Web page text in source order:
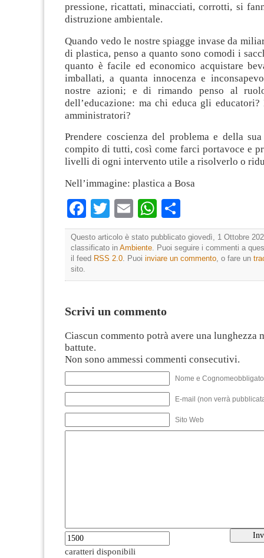
pressione, ricattati, minacciati, corrotti, si
distruzione ambientale.
Quando vedo le nostre spiagge invase da
di plastica, penso a quanto sono comodi i
quanto è facile ed economico acquistare
imballati, a quanta innocenza e
nostre azioni; e di rimando penso al
dell’educazione: ma chi educa gli
amministratori?
Prendere coscienza del problema e della
compito di tutti, così come farci portavoce e
livelli di ogni intervento utile a risolverlo o
Nell’immagine: plastica a Bosa
Facebook
TwitterEmailWhatsApp
Questo articolo è stato pubblicato giovedì, 1 Ottobre
classificato in Ambiente . Puoi seguire i commenti a
il feed RSS 2.0 . Puoi inviare un commento , o fare un
sito.
Scrivi un commento
Ciascun commento potrà avere una lunghezza
battute.
Non sono ammessi commenti consecutivi.
Nome e
E-mail (non verrà
Sito Web
caratteri disponibili